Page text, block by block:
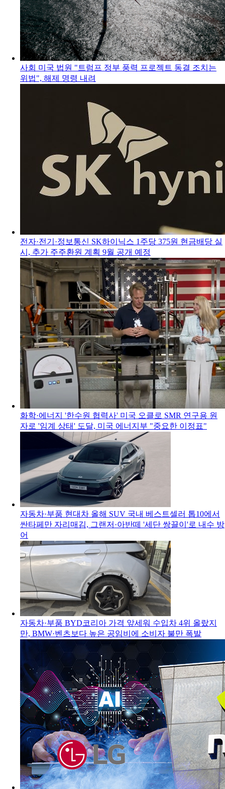
사회 미국 법원 "트럼프 정부 풍력 프로젝트 동결 조치는
위법", 해제 명령 내려
전자·전기·정보통신 SK하이닉스 1주당 375원 현금배당 실
시, 추가 주주환원 계획 9월 공개 예정
화학·에너지 '한수원 협력사' 미국 오클로 SMR 연구용 원
자로 '임계 상태' 도달, 미국 에너지부 "중요한 이정표"
자동차·부품 현대차 올해 SUV 국내 베스트셀러 톱10에서
싼타페만 자리매김, 그랜저·아반떼 '세단 쌍끌이'로 내수 방
어
자동차·부품 BYD코리아 가격 앞세워 수입차 4위 올랐지
만, BMW·벤츠보다 높은 공임비에 소비자 불만 폭발